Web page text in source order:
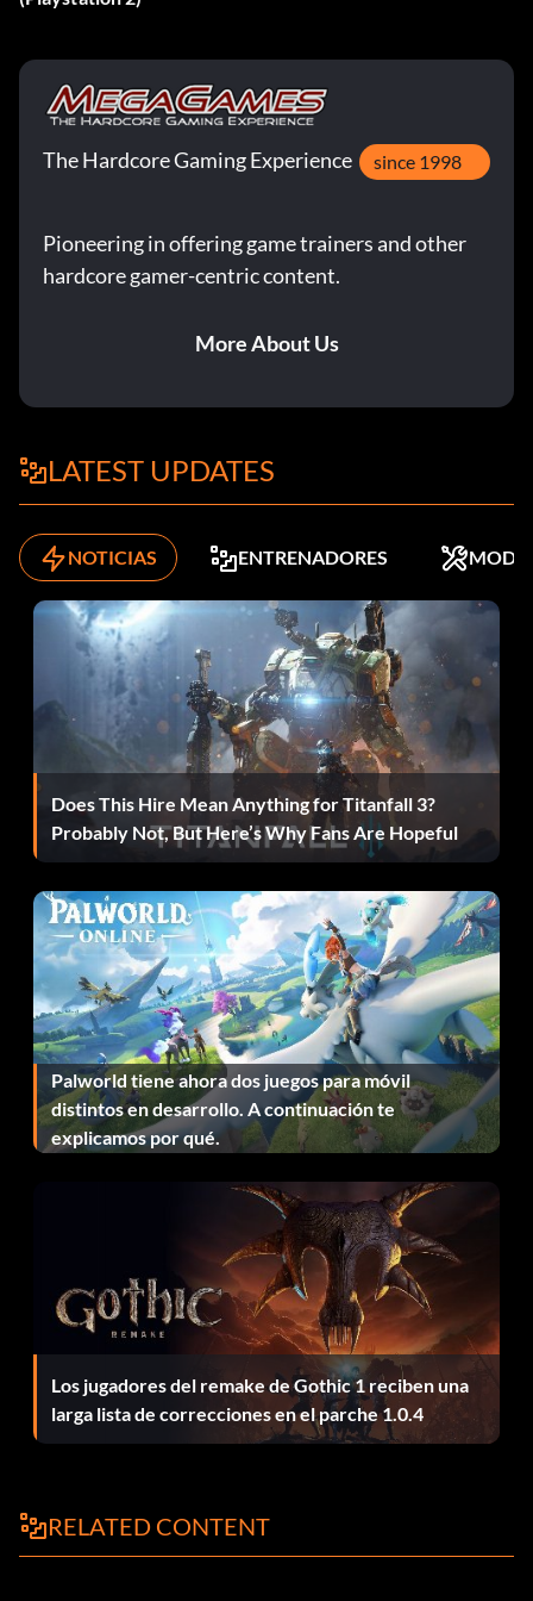
Mientras juegas, pulsa Y, Arriba, Arriba, Izquierda, Derecha,
X, B, Izquierda.
Mientras juegas, pulsa Y, Arriba ,Arriba, Izquierda, Derecha,
X, B, Abajo.
Músculos y grasa corporal mínimos:
Mientras juegas, pulsa Y, Arriba, Arriba, Izquierda, Derecha,
Mientras juegas, pulsa Gatillo L, Gatillo R, Y, Abajo, Negro,
A, Gatillo L, Arriba, Blanco, Blanco, Gatillo L, Gatillo L.
Máximo atractivo sexual:
Mientras juegas, pulsa B, Y, Y, Arriba, B, Gatillo R, Blanco,
Arriba, Y, Gatillo L, Gatillo L, Gatillo L.
Capacidad pulmonar máxima:
Mientras juegas, pulsa Abajo, Izquierda, Gatillo L, Abajo,
Abajo, Negro, Abajo, Blanco, Abajo.
Suicidarse:
Mientras juegas, pulsa Derecha, Blanco, Abajo, Gatillo R,
Izquierda, Izquierda, Gatillo R, Gatillo L, Blanco, Gatillo L.
Mientras juegas, pulsa X, Blanco, Gatillo R, Y, Arriba, X,
A cámara lenta:
Mientras juegas, pulsa Y, Arriba, Derecha, Abajo, X, Negro,
Gatillo R.
The Hardcore Gaming Experience since 1998
Pioneering in offering game trainers and other
hardcore gamer-centric content.
More About Us
LATEST UPDATES
NOTICIAS ENTRENADORES MODS
Does This Hire Mean Anything for Titanfall 3?
Probably Not, But Here’s Why Fans Are Hopeful
Palworld tiene ahora dos juegos para móvil
distintos en desarrollo. A continuación te
explicamos por qué.
Los jugadores del remake de Gothic 1 reciben una
larga lista de correcciones en el parche 1.0.4
RELATED CONTENT